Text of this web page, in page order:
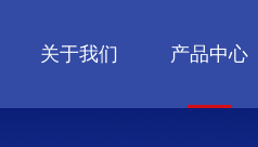
关于我们 产品中心